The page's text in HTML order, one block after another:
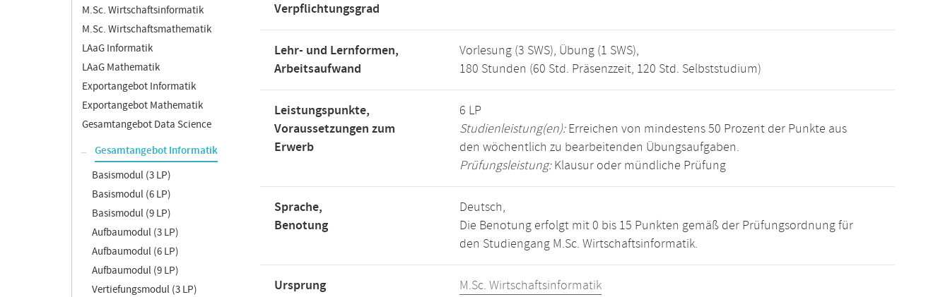
M.Sc. Wirtschaftsinformatik
M.Sc. Wirtschaftsmathematik
LAaG Informatik
LAaG Mathematik
Exportangebot Informatik
Exportangebot Mathematik
Gesamtangebot Data Science
Gesamtangebot Informatik
Basismodul (3 LP)
Basismodul (6 LP)
Basismodul (9 LP)
Aufbaumodul (3 LP)
Aufbaumodul (6 LP)
Aufbaumodul (9 LP)
Vertiefungsmodul (3 LP)
Verpflichtungsgrad
Lehr- und Lernformen,
Arbeitsaufwand
Vorlesung (3 SWS), Übung (1 SWS),
180 Stunden (60 Std. Präsenzzeit, 120 Std. Selbststudium)
Leistungspunkte,
Voraussetzungen zum
Erwerb
6 LP
Studienleistung(en):Erreichen von mindestens 50 Prozent der Punkte aus
den wöchentlich zu bearbeitenden Übungsaufgaben.
Prüfungsleistung:Klausur oder mündliche Prüfung
Sprache,
Benotung
Deutsch,
Die Benotung erfolgt mit 0 bis 15 Punkten gemäß der Prüfungsordnung für
den Studiengang M.Sc. Wirtschaftsinformatik.
Ursprung M.Sc. Wirtschaftsinformatik